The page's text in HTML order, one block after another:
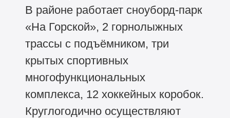
В районе работает сноуборд-парк
«На Горской», 2 горнолыжных
трассы с подъёмником, три
крытых спортивных
многофункциональных
комплекса, 12 хоккейных коробок.
Круглогодично осуществляют